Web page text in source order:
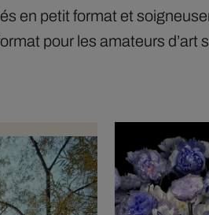
en petit format et
pour les amateurs d’art